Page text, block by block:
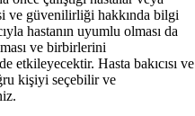
ve güvenilirliği hakkında bilgi
hastanın uyumlu olması da
ve birbirlerini
etkileyecektir. Hasta bakıcısı ve
kişiyi seçebilir ve